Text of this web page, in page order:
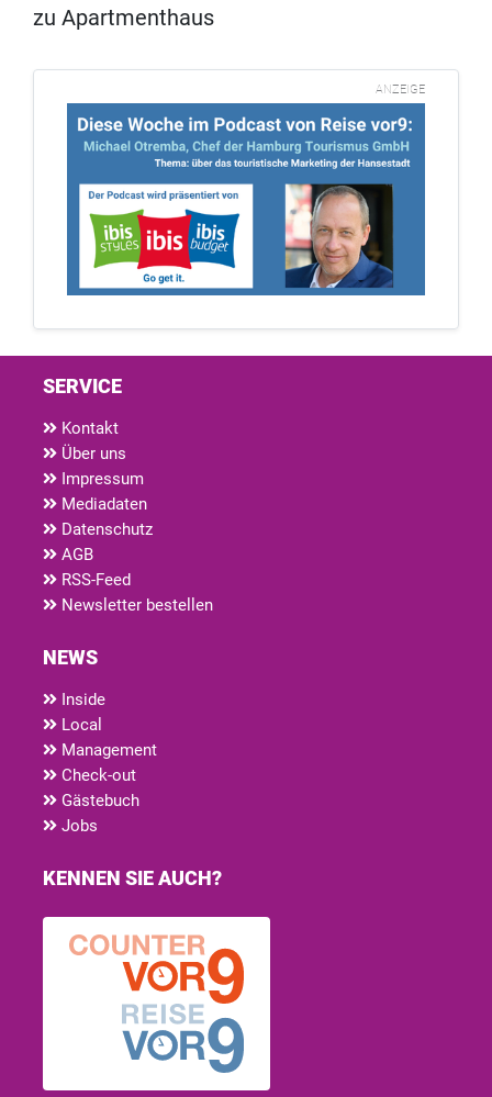
zu Apartmenthaus
ANZEIGE
SERVICE
Kontakt
Über uns
Impressum
Mediadaten
Datenschutz
AGB
RSS-Feed
Newsletter bestellen
NEWS
Inside
Local
Management
Check-out
Gästebuch
Jobs
KENNEN SIE AUCH?